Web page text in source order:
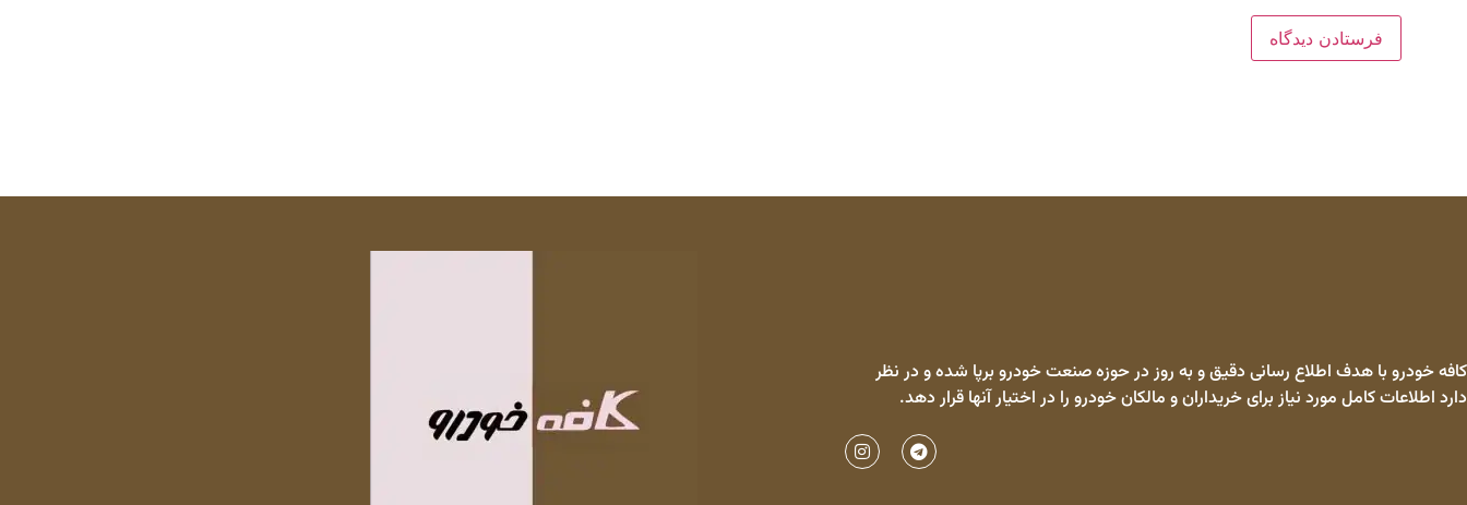
کافه خودرو با هدف اطلاع رسانی دقیق و به روز در حوزه صنعت خودرو برپا شده و در نظر
دارد اطلاعات کامل مورد نیاز برای خریداران و مالکان خودرو را در اختیار آنها قرار دهد.